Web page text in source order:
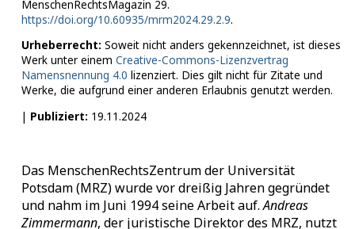
MenschenRechtsMagazin 29.
https://doi.org/10.60935/mrm2024.29.2.9.
Urheberrecht:Soweit nicht anders gekennzeichnet, ist dieses
Werk unter einemCreative-Commons-Lizenzvertrag
Namensnennung 4.0 lizenziert. Dies gilt nicht für Zitate und
Werke, die aufgrund einer anderen Erlaubnis genutzt werden.
| Publiziert: 19.11.2024
Das MenschenRechtsZentrum der Universität
Potsdam (MRZ) wurde vor dreißig Jahren gegründet
und nahm im Juni 1994 seine Arbeit auf.Andreas
Zimmermann, der juristische Direktor des MRZ, nutzt